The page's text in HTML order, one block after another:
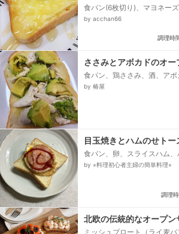
食パン(6枚切り)、マヨネー
ュー糖(or上白糖)、蜂蜜、刻
by acchan66
調理時
ささみとアボカドのオー
食パン、鶏ささみ、酒、ア
ビ
by 椿屋
目玉焼きとハムのせトー
食パン、卵、スライスハム
by ⭐︎料理初心者主婦の簡単料理⭐︎
調理
北欧の伝統的なオープ
ミッシュブロート（ライ麦